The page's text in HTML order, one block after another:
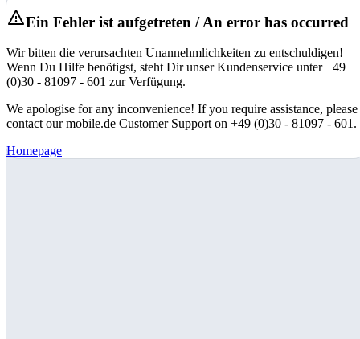
Ein Fehler ist aufgetreten / An error has occurred
Wir bitten die verursachten Unannehmlichkeiten zu entschuldigen!
Wenn Du Hilfe benötigst, steht Dir unser Kundenservice unter +49
(0)30 - 81097 - 601 zur Verfügung.
We apologise for any inconvenience! If you require assistance, please
contact our mobile.de Customer Support on +49 (0)30 - 81097 - 601.
Homepage